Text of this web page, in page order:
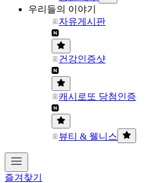
우리들의 이야기
자유게시판
건강인증샷
캐시로또 당첨인증
뷰티 & 웰니스
즐겨찾기